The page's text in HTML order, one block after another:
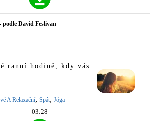
- podle David Fesliyan
ranní hodině, kdy vás
A Relaxační, Spát, Jóga
03:28